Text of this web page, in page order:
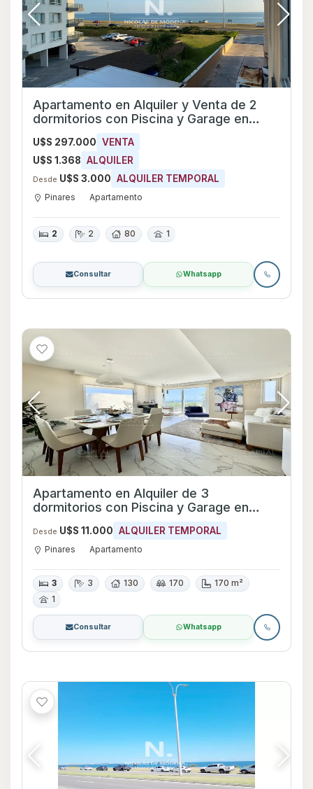
Apartamento en Alquiler y Venta de 2
dormitorios con Piscina y Garage en
Pinares, Maldonado
U$S 297.000 VENTA
U$S 1.368 ALQUILER
Desde U$S 3.000 ALQUILER TEMPORAL
Pinares Apartamento
2 2 80 1
Consultar Whatsapp
Apartamento en Alquiler de 3
dormitorios con Piscina y Garage en
Pinares, Maldonado
Desde U$S 11.000 ALQUILER TEMPORAL
Pinares Apartamento
3 3 130 170
170 m²
1
Consultar Whatsapp